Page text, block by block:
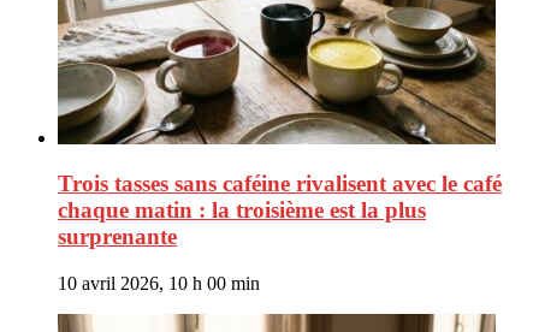
Trois tasses sans caféine rivalisent avec le café
chaque matin : la troisième est la plus
surprenante
10 avril 2026, 10 h 00 min